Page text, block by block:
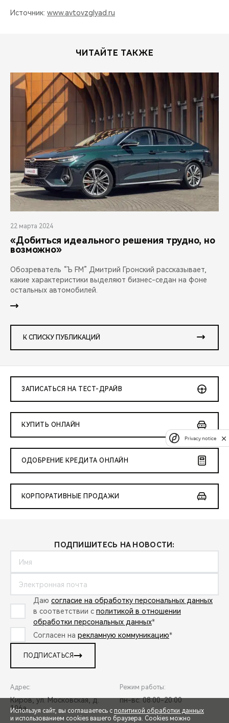
Источник: www.avtovzglyad.ru
ЧИТАЙТЕ ТАКЖЕ
22 марта 2024
«Добиться идеального решения трудно, но
возможно»
Обозреватель “Ъ FM” Дмитрий Гронский рассказывает,
какие характеристики выделяют бизнес-седан на фоне
остальных автомобилей.
К СПИСКУ ПУБЛИКАЦИЙ
ЗАПИСАТЬСЯ НА ТЕСТ-ДРАЙВ
КУПИТЬ ОНЛАЙН
ОДОБРЕНИЕ КРЕДИТА ОНЛАЙН
КОРПОРАТИВНЫЕ ПРОДАЖИ
ПОДПИШИТЕСЬ НА НОВОСТИ:
Даю согласие на обработку персональных данных
в соответствии с политикой в отношении
обработки персональных данных*
Согласен на рекламную коммуникацию*
ПОДПИСАТЬСЯ
Адрес:
Киров, ул. Московская, д.
106а
Режим работы:
пн-вс: 08:00-20:00
Используя сайт, вы соглашаетесь с политикой обработки данных
и использованием cookies вашего браузера. Cookies можно
Privacy notice